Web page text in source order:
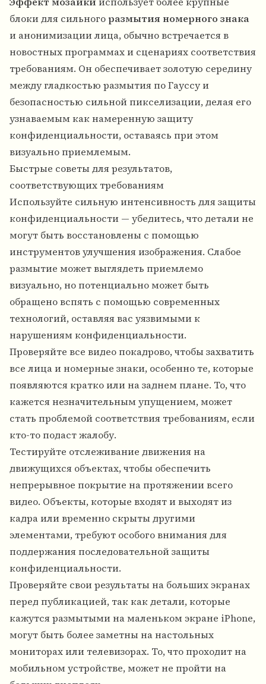
блоки для сильного размытия номерного знака
и анонимизации лица, обычно встречается в
новостных программах и сценариях соответствия
требованиям. Он обеспечивает золотую середину
между гладкостью размытия по Гауссу и
безопасностью сильной пикселизации, делая его
узнаваемым как намеренную защиту
конфиденциальности, оставаясь при этом
визуально приемлемым.
Быстрые советы для результатов,
соответствующих требованиям
Используйте сильную интенсивность для защиты
конфиденциальности — убедитесь, что детали не
могут быть восстановлены с помощью
инструментов улучшения изображения. Слабое
размытие может выглядеть приемлемо
визуально, но потенциально может быть
обращено вспять с помощью современных
технологий, оставляя вас уязвимыми к
нарушениям конфиденциальности.
Проверяйте все видео покадрово, чтобы захватить
все лица и номерные знаки, особенно те, которые
появляются кратко или на заднем плане. То, что
кажется незначительным упущением, может
стать проблемой соответствия требованиям, если
кто-то подаст жалобу.
Тестируйте отслеживание движения на
движущихся объектах, чтобы обеспечить
непрерывное покрытие на протяжении всего
видео. Объекты, которые входят и выходят из
кадра или временно скрыты другими
элементами, требуют особого внимания для
поддержания последовательной защиты
конфиденциальности.
Проверяйте свои результаты на больших экранах
перед публикацией, так как детали, которые
кажутся размытыми на маленьком экране iPhone,
могут быть более заметны на настольных
мониторах или телевизорах. То, что проходит на
мобильном устройстве, может не пройти на